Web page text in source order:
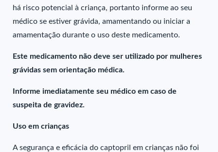
há risco potencial à criança, portanto informe ao seu
médico se estiver grávida, amamentando ou iniciar a
amamentação durante o uso deste medicamento.
Este medicamento não deve ser utilizado por mulheres
grávidas sem orientação médica.
Informe imediatamente seu médico em caso de
suspeita de gravidez.
Uso em crianças
A segurança e eficácia do captopril em crianças não foi